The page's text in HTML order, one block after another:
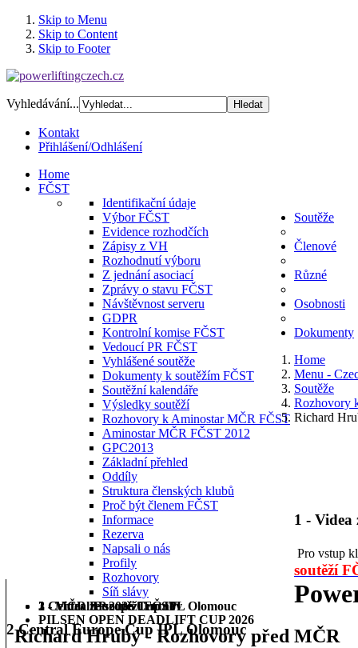
Skip to Menu
Skip to Content
Skip to Footer
Vyhledávání...
Kontakt
Přihlášení/Odhlášení
Home
FČST
Identifikační údaje
Výbor FČST
Evidence rozhodčích
Zápisy z VH
Rozhodnutí výboru
Z jednání asociací
Zprávy o stavu FČST
Návštěvnost serveru
GDPR
Kontrolní komise FČST
Vedoucí PR FČST
Soutěže
Vyhlášené soutěže
Dokumenty k soutěžím FČST
Soutěžní kalendáře
Výsledky soutěží
Rozhovory k Aminostar MČR FČST
Aminostar MČR FČST 2012
GPC2013
Členové
Základní přehled
Oddíly
Struktura členských klubů
Proč být členem FČST
Různé
Informace
Rezerva
Osobnosti
Napsali o nás
Profily
Rozhovory
Síň slávy
Dokumenty
Home
Menu -
Soutěže
Rozhovory
Richard
1 - Videa ze soutěží FČST
2 Central Europe Cup IPL Olomouc
3 - MČR BP 2026 Trutnov
PILSEN OPEN DEADLIFT CUP 2026
1 - Videa
Pro vstup
soutěží
2 Central Europe Cup IPL Olomouc
Richard Hrubý - Rozhovory před MČR